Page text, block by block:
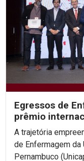
Egressos de
prêmio
digital
A trajetória
de Enfermagem
Pernambuco